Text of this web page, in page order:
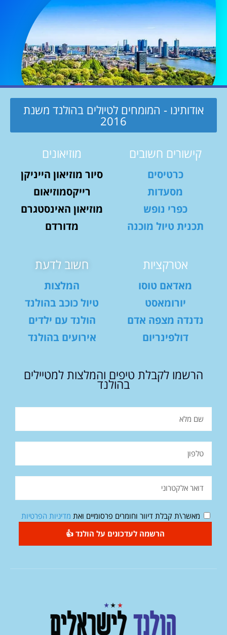
אודותינו - המומחים לטיולים בהולנד משנת
2016
קישורים חשובים
כרטיסים
מסעדות
כפרי נופש
תכנית טיול מוכנה
מוזיאונים
סיור מוזיאון הייניקן
רייקסמוזיאום
מוזיאון האינסטגרם
מדורדם
אטרקציות
מאדאם טוסו
יורומאסט
נדנדה מצפה אדם
דולפינריום
חשוב לדעת
המלצות
טיול כוכב בהולנד
הולנד עם ילדים
אירועים בהולנד
הרשמו לקבלת טיפים והמלצות למטיילים
בהולנד
מאשר\ת קבלת דיוור וחומרים פרסומיים ואת מדיניות הפרטיות
הרשמה לעדכונים על הולנד 👍